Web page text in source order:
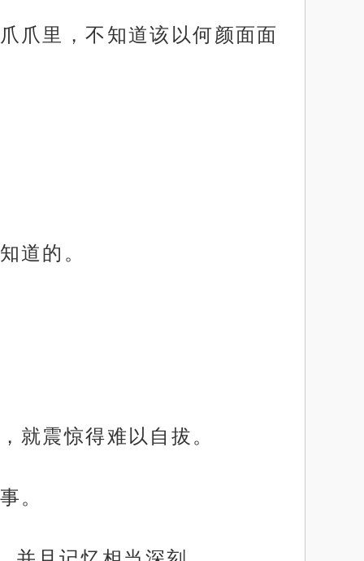
爪里，不知道该以何颜面面
道的。
就震惊得难以自拔。
。